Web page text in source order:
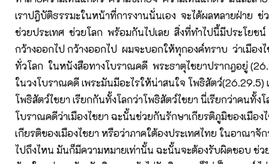
เราปฎิบัติธรรมะในหน้าที่การงานนั่นเอง จะได้ผลหลายฝ่าย ช่
ช่วยประเทศ ช่วยโลก พร้อมกันไปเลย สิ่งที่ทำไปนี้มีประโยช
กว้างออกไป กว้างออกไป ผมจะบอกให้ทุกองค์ทราบ ว่าเมือง
ทั่วโลก ในหนังสือทางโบราณคดี พระธาตุไชยาปรากฎอยู่
ในวงโบราณคดี เพระมันมีอะไรให้น่าสนใจ โพธิสัตว์(26.29.5)
โพธิสัตว์ไชยา เรียกกันทั้งโลกว่าโพธิสัตว์ไชยา นี่เรียกว่าคนทั้งโ
โบราณคดีว่าเมืองไชยา ฉะนั้นช่วยกันรักษาเกียรติภูมิของเมือง
เกียรติของเมืองไชยา หรือว่าภาคใต้องประเทศไทย ในอาณาจั
ไปถึงไหน มันก็มีความหมายเท่านั้น ฉะนั้นจะต้องรับผิดชอบ ช่ว